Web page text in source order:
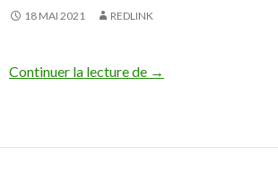
18 MAI 2021 REDLINK
Continuer la lecture de #Redlink s’engage
→